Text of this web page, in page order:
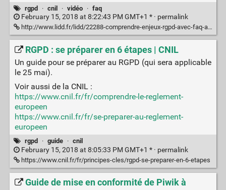
rgpd · cnil · vidéo · faq
February 15, 2018 at 8:22:43 PM GMT+1 * · permalink
http://www.lidd.fr/lidd/22288-comprendre-enjeux-rgpd-avec-faq-animee
RGPD : se préparer en 6 étapes | CNIL
Un guide pour se préparer au RGPD (qui sera applicable
le 25 mai).
Voir aussi de la CNIL :
https://www.cnil.fr/fr/comprendre-le-reglement-
europeen
https://www.cnil.fr/fr/se-preparer-au-reglement-
europeen
rgpd · guide · cnil
February 15, 2018 at 8:05:33 PM GMT+1 * · permalink
https://www.cnil.fr/fr/principes-cles/rgpd-se-preparer-en-6-etapes
Guide de mise en conformité de Piwik à